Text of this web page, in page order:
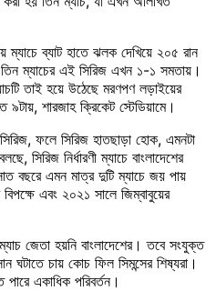
ম্যাচে ব্যাট হাতে ঝলক দেখিয়ে ২০৫ রান
ম্যাচের এই সিরিজ এখন ১-১ সমতায়।
তাই হয়ে উঠেছে মরণপণ লড়াইয়ের
৯টায়, শারজাহ ক্রিকেট স্টেডিয়ামে।
ফলে সিরিজ হাতছাড়া হোক, এমনটা
সিরিজ নির্ধারণী ম্যাচে বাংলাদেশের
বছরে এমন মাত্র দুটি ম্যাচে জয় পায়
এবং ২০২১ সালে জিম্বাবুয়ের
জেতা হয়নি বাংলাদেশের। তবে সংযুক্ত
ঘটাতে চায় কোচ ফিল সিমন্সের শিষ্যরা।
একাধিক পরিবর্তন।